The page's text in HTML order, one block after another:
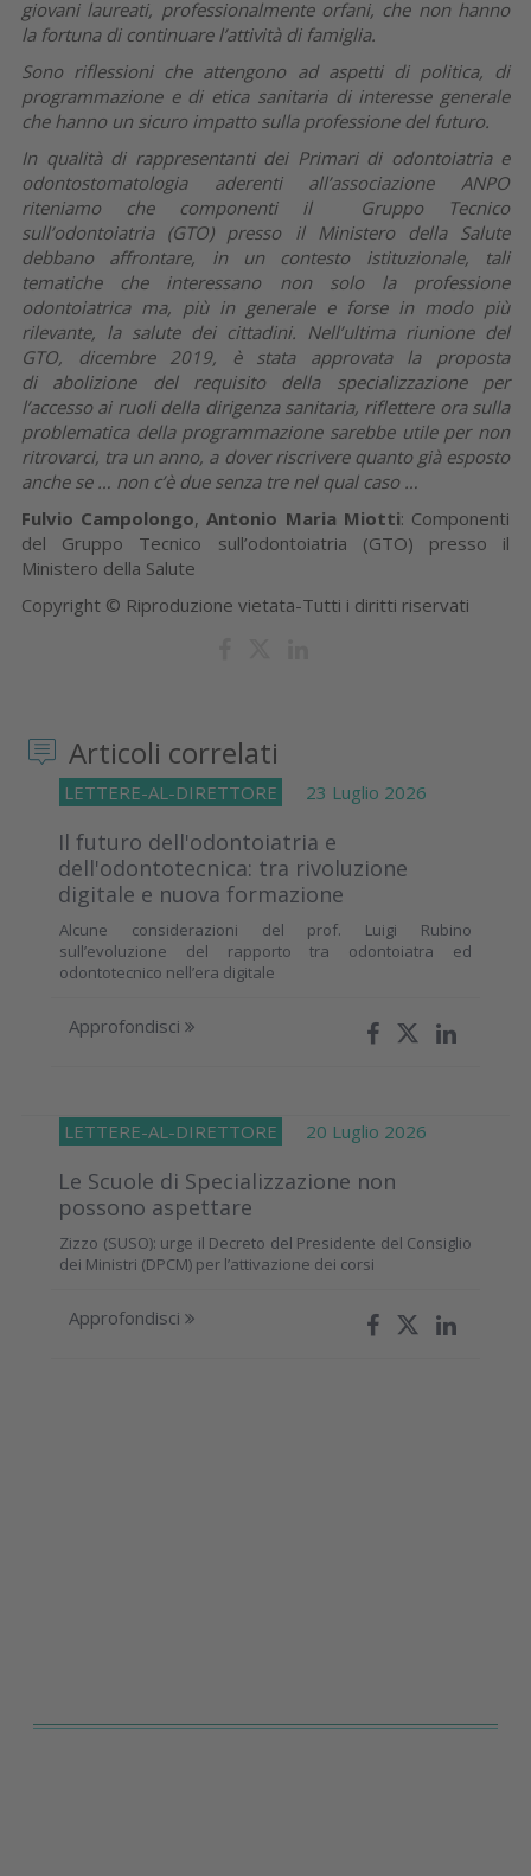
giovani laureati, professionalmente orfani, che non hanno
la fortuna di continuare l’attività di famiglia.
Sono riflessioni che attengono ad aspetti di politica, di
programmazione e di etica sanitaria di interesse generale
che hanno un sicuro impatto sulla professione del futuro.
In qualità di rappresentanti dei Primari di odontoiatria e
odontostomatologia aderenti all’associazione ANPO
riteniamo che componenti il Gruppo Tecnico
sull’odontoiatria (GTO) presso il Ministero della Salute
debbano affrontare, in un contesto istituzionale, tali
tematiche che interessano non solo la professione
odontoiatrica ma, più in generale e forse in modo più
rilevante, la salute dei cittadini. Nell’ultima riunione del
GTO, dicembre 2019, è stata approvata la proposta
di abolizione del requisito della specializzazione per
l’accesso ai ruoli della dirigenza sanitaria, riflettere ora sulla
problematica della programmazione sarebbe utile per non
ritrovarci, tra un anno, a dover riscrivere quanto già esposto
anche se … non c’è due senza tre nel qual caso …
Fulvio Campolongo,Antonio Maria Miotti: Componenti
del Gruppo Tecnico sull’odontoiatria (GTO) presso il
Ministero della Salute
Copyright © Riproduzione vietata-Tutti i diritti riservati
Articoli correlati
LETTERE-AL-DIRETTORE 23 Luglio 2026
Il futuro dell'odontoiatria e
dell'odontotecnica: tra rivoluzione
digitale e nuova formazione
Alcune considerazioni del prof. Luigi Rubino
sull’evoluzione del rapporto tra odontoiatra ed
odontotecnico nell’era digitale
Approfondisci
LETTERE-AL-DIRETTORE 20 Luglio 2026
Le Scuole di Specializzazione non
possono aspettare
Zizzo (SUSO): urge il Decreto del Presidente del Consiglio
dei Ministri (DPCM) per l’attivazione dei corsi
Approfondisci